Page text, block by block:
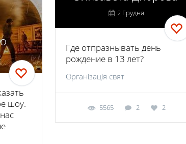
2 Грудня
Где отпразнывать день
рождение в 13 лет?
Організація свят
5565 2 2
шоу.